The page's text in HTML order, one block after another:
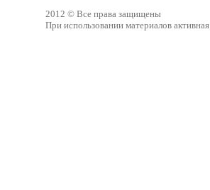
2012 © Все права защищены
При использовании материалов активная